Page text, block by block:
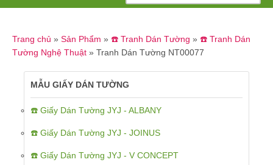
Trang chủ » Sản Phẩm » ☎️ Tranh Dán Tường » ☎️ Tranh Dán
Tường Nghệ Thuật » Tranh Dán Tường NT00077
MẪU GIẤY DÁN TƯỜNG
☎️ Giấy Dán Tường JYJ - ALBANY
☎️ Giấy Dán Tường JYJ - JOINUS
☎️ Giấy Dán Tường JYJ - V CONCEPT